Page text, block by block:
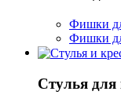
Фишки
Фишки
Стулья для